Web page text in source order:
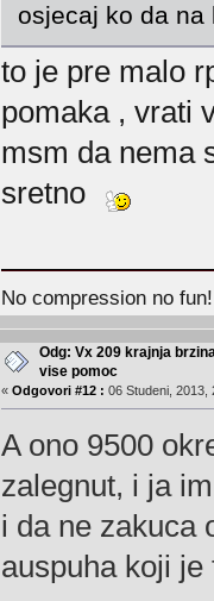
osjecaj ko da na
to je pre malo
pomaka , vrati
msm da nema
sretno
No compression no fun!
Odg: Vx 209 krajnja
vise pomoc
« Odgovori #12 : 06 Studeni, 2013,
A ono 9500
zalegnut, i ja
i da ne zakuca
auspuha koji